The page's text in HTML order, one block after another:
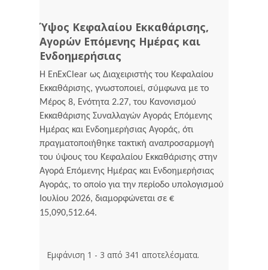
Ύψος Κεφαλαίου Εκκαθάρισης,
Αγορών Επόμενης Ημέρας και
Ενδοημερήσιας
Η EnExClear ως Διαχειριστής του Κεφαλαίου
Εκκαθάρισης, γνωστοποιεί, σύμφωνα με το
Μέρος 8, Ενότητα 2.27, του Κανονισμού
Εκκαθάρισης Συναλλαγών Αγοράς Επόμενης
Ημέρας και Ενδοημερήσιας Αγοράς, ότι
πραγματοποιήθηκε τακτική αναπροσαρμογή
του ύψους του Κεφαλαίου Εκκαθάρισης στην
Αγορά Επόμενης Ημέρας και Ενδοημερήσιας
Αγοράς, το οποίο για την περίοδο υπολογισμού
Ιουλίου 2026, διαμορφώνεται σε €
15,090,512.64.
Εμφάνιση 1 - 3 από 341 αποτελέσματα.